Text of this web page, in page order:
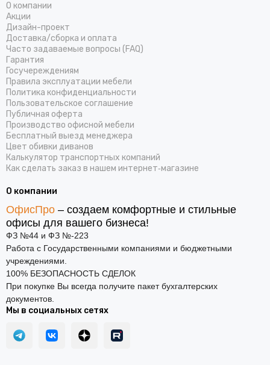
О компании
Акции
Дизайн-проект
Доставка/cборка и оплата
Часто задаваемые вопросы (FAQ)
Гарантия
Госучереждениям
Правила эксплуатации мебели
Политика конфиденциальности
Пользовательское соглашение
Публичная оферта
Производство офисной мебели
Бесплатный выезд менеджера
Цвет обивки диванов
Калькулятор транспортных компаний
Как сделать заказ в нашем интернет‑магазине
О компании
ОфисПро – создаем комфортные и стильные
офисы для вашего бизнеса!
ФЗ №44 и ФЗ №-223
Работа с Государственными компаниями и бюджетными
учреждениями.
100% БЕЗОПАСНОСТЬ СДЕЛОК
При покупке Вы всегда получите пакет бухгалтерских
документов.
Мы в социальных сетях